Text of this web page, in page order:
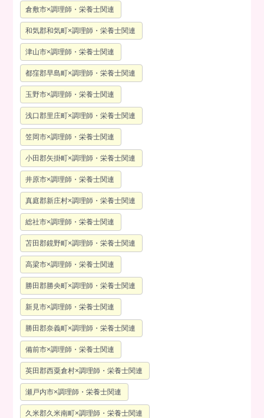
倉敷市×調理師・栄養士関連
和気郡和気町×調理師・栄養士関連
津山市×調理師・栄養士関連
都窪郡早島町×調理師・栄養士関連
玉野市×調理師・栄養士関連
浅口郡里庄町×調理師・栄養士関連
笠岡市×調理師・栄養士関連
小田郡矢掛町×調理師・栄養士関連
井原市×調理師・栄養士関連
真庭郡新庄村×調理師・栄養士関連
総社市×調理師・栄養士関連
苫田郡鏡野町×調理師・栄養士関連
高梁市×調理師・栄養士関連
勝田郡勝央町×調理師・栄養士関連
新見市×調理師・栄養士関連
勝田郡奈義町×調理師・栄養士関連
備前市×調理師・栄養士関連
英田郡西粟倉村×調理師・栄養士関連
瀬戸内市×調理師・栄養士関連
久米郡久米南町×調理師・栄養士関連